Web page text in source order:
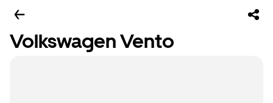
Volkswagen Vento